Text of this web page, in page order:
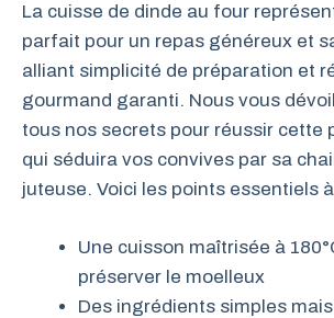
La cuisse de dinde au four
parfait pour un repas généreux et
alliant simplicité de préparation et
gourmand garanti. Nous vous
tous nos secrets pour réussir cette
qui séduira vos convives par sa
juteuse. Voici les points essentiels
Une cuisson maîtrisée à
préserver le moelleux
Des ingrédients simples